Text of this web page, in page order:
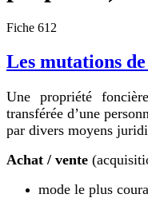
Fiche 612
Les mutations
Une propriété
transférée d’une
par divers moyens
Achat / vente
mode le plus